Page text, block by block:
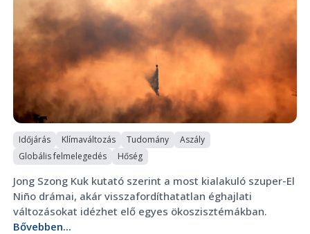
Időjárás Klímaváltozás Tudomány
Aszály
Globális felmelegedés
Hőség
Jong Szong Kuk kutató szerint a most kialakuló szuper-El
Niño drámai, akár visszafordíthatatlan éghajlati
változásokat idézhet elő egyes ökoszisztémákban.
Bővebben...